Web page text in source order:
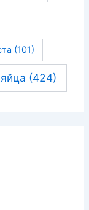
(101)
яйца (424)